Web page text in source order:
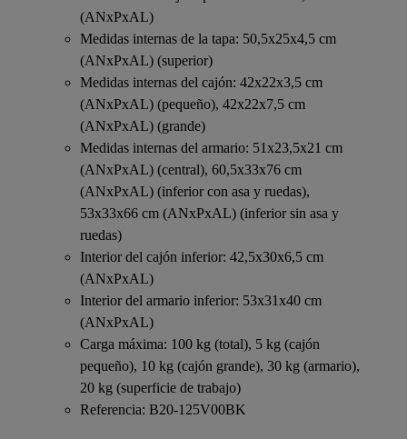
(ANxPxAL)
Medidas internas de la tapa: 50,5x25x4,5 cm
(ANxPxAL) (superior)
Medidas internas del cajón: 42x22x3,5 cm
(ANxPxAL) (pequeño), 42x22x7,5 cm
(ANxPxAL) (grande)
Medidas internas del armario: 51x23,5x21 cm
(ANxPxAL) (central), 60,5x33x76 cm
(ANxPxAL) (inferior con asa y ruedas),
53x33x66 cm (ANxPxAL) (inferior sin asa y
ruedas)
Interior del cajón inferior: 42,5x30x6,5 cm
(ANxPxAL)
Interior del armario inferior: 53x31x40 cm
(ANxPxAL)
Carga máxima: 100 kg (total), 5 kg (cajón
pequeño), 10 kg (cajón grande), 30 kg (armario),
20 kg (superficie de trabajo)
Referencia: B20-125V00BK